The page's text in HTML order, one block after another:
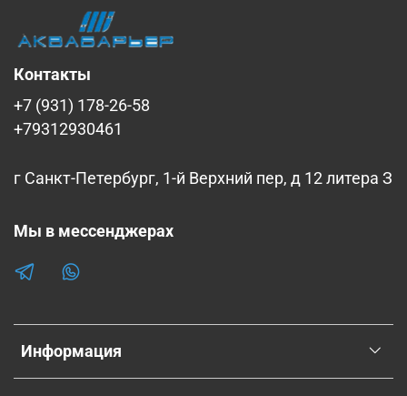
Информация
Контакты
+7 (931) 178-26-58
+79312930461
г Санкт-Петербург, 1-й Верхний пер, д 12 литера З
Мы в мессенджерах